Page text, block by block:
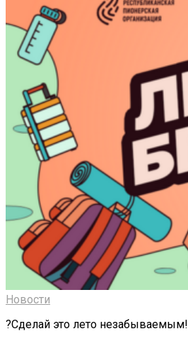
Новости
?Сделай это лето незабываемым!